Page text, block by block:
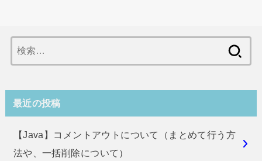
索:
最近の投稿
【Java】コメントアウトについて（まとめて行う方
法や、一括削除について）